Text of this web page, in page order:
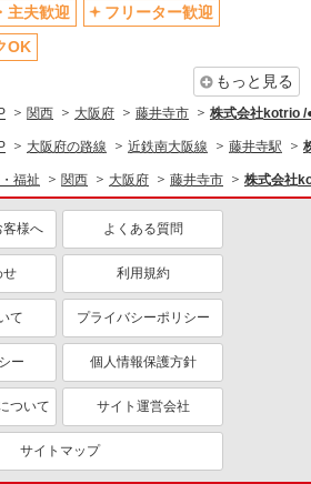
各種手当（家族・役職・インセン
医療・介護・福祉
ミドル（40代～）活躍中
車通勤OK
社会保険あり
主夫歓迎
フリーター歓迎
OK
もっと見る
関西 大阪府 藤井寺市 株式会社kotrio /
大阪府の路線 近鉄南大阪線 藤井寺駅
福祉 関西 大阪府 藤井寺市 株式会社
様へ よくある質問
せ 利用規約
て プライバシーポリシー
ー 個人情報保護方針
ついて サイト運営会社
サイトマップ